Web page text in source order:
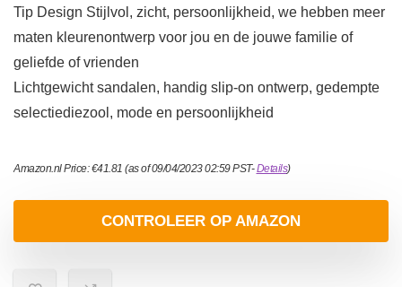
Tip Design Stijlvol, zicht, persoonlijkheid, we hebben meer
maten kleurenontwerp voor jou en de jouwe familie of
geliefde of vrienden
Lichtgewicht sandalen, handig slip-on ontwerp, gedempte
selectiediezool, mode en persoonlijkheid
Amazon.nl Price:€41.81 (as of 09/04/2023 02:59 PST-Details)
CONTROLEER OP AMAZON